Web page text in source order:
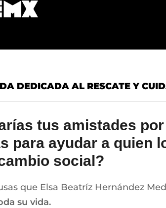
DEDICADA AL RESCATE Y
tus amistades
para ayudar a quien
social?
que Elsa Beatríz Hernández
su vida.